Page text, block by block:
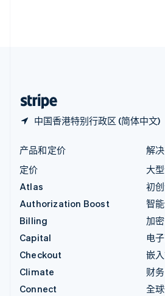
中国香港特别行政区 (简体中文)
产品和定价
定价
Atlas
Authorization Boost
Billing
Capital
Checkout
Climate
Connect
解
大
初
智
加
电
嵌
财
全